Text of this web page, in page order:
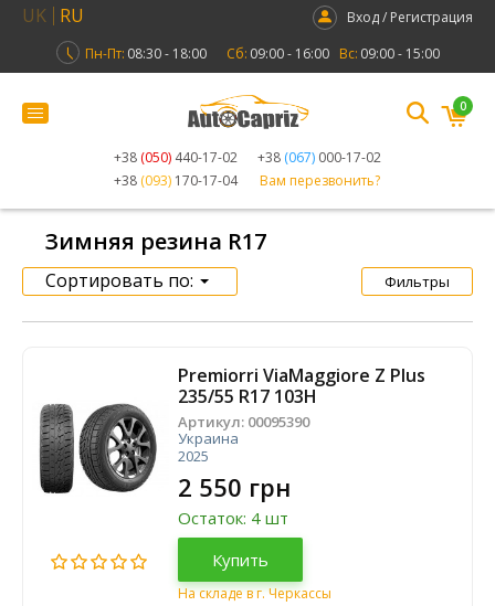
UK RU
Вход / Регистрация
Пн-Пт: 08:30 - 18:00 Сб: 09:00 - 16:00 Вс: 09:00 - 15:00
+38 (050) 440-17-02 +38 (067) 000-17-02
+38 (093) 170-17-04 Вам перезвонить?
0
Зимняя резина R17
Сортировать по: Фильтры
Premiorri ViaMaggiore Z Plus
235/55 R17 103H
Артикул: 00095390
Украина
2025
2 550 грн
Остаток: 4 шт
Купить
На складе в г. Черкассы